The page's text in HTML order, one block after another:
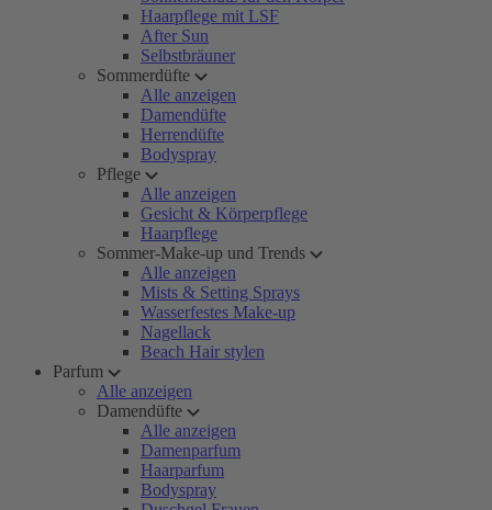
Haarpflege mit LSF
After Sun
Selbstbräuner
Sommerdüfte
Alle anzeigen
Damendüfte
Herrendüfte
Bodyspray
Pflege
Alle anzeigen
Gesicht & Körperpflege
Haarpflege
Sommer-Make-up und Trends
Alle anzeigen
Mists & Setting Sprays
Wasserfestes Make-up
Nagellack
Beach Hair stylen
Parfum
Alle anzeigen
Damendüfte
Alle anzeigen
Damenparfum
Haarparfum
Bodyspray